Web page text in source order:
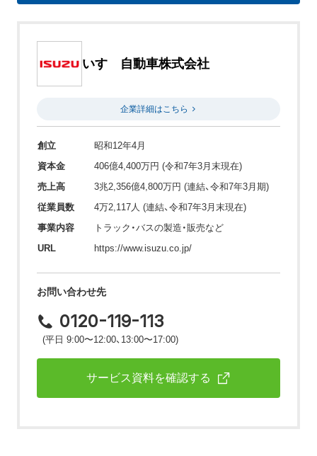
いすゞ自動車株式会社
企業詳細はこちら
創立
昭和12年4月
資本金
406億4,400万円 (令和7年3月末現在)
売上高
3兆2,356億4,800万円 (連結、令和7年3月期)
従業員数
4万2,117人 (連結、令和7年3月末現在)
事業内容
トラック・バスの製造・販売など
URL
https://www.isuzu.co.jp/
お問い合わせ先
0120-119-113
(平日 9:00〜12:00、13:00〜17:00)
サービス資料を確認する